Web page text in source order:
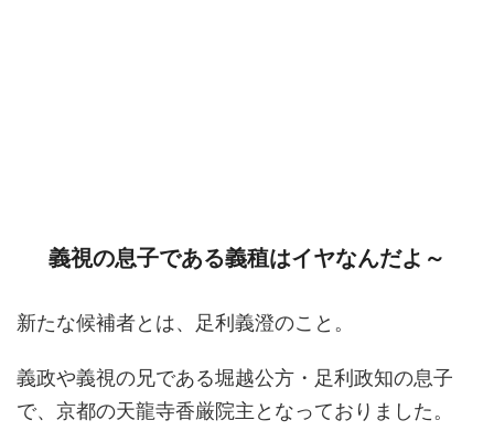
義視の息子である義稙はイヤなんだよ～
新たな候補者とは、足利義澄のこと。
義政や義視の兄である堀越公方・足利政知の息子
で、京都の天龍寺香厳院主となっておりました。